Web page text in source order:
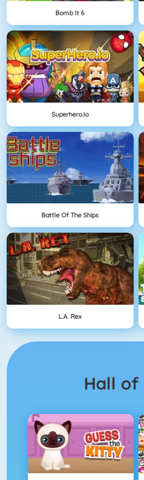
Bomb It 6
Superhero.io
Battle Of The Ships
L.A. Rex
Hall of